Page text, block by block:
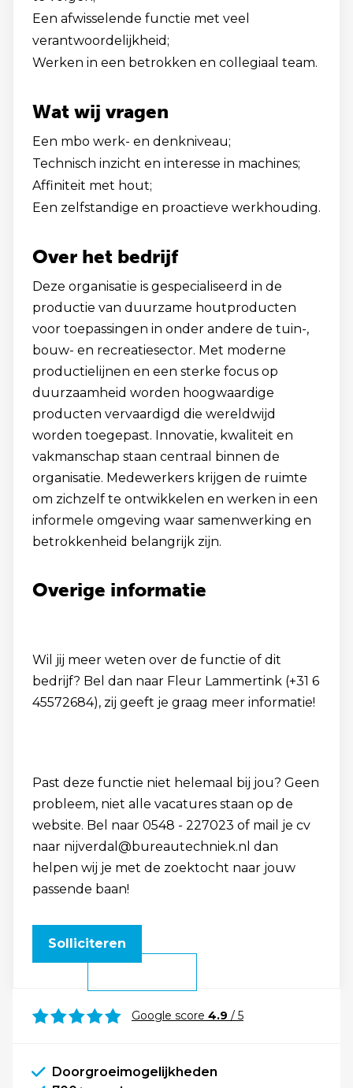
Een afwisselende functie met veel
verantwoordelijkheid;
Werken in een betrokken en collegiaal team.
Wat wij vragen
Een mbo werk- en denkniveau;
Technisch inzicht en interesse in machines;
Affiniteit met hout;
Een zelfstandige en proactieve werkhouding.
Over het bedrijf
Deze organisatie is gespecialiseerd in de
productie van duurzame houtproducten
voor toepassingen in onder andere de tuin-,
bouw- en recreatiesector. Met moderne
productielijnen en een sterke focus op
duurzaamheid worden hoogwaardige
producten vervaardigd die wereldwijd
worden toegepast. Innovatie, kwaliteit en
vakmanschap staan centraal binnen de
organisatie. Medewerkers krijgen de ruimte
om zichzelf te ontwikkelen en werken in een
informele omgeving waar samenwerking en
betrokkenheid belangrijk zijn.
Overige informatie
Wil jij meer weten over de functie of dit
bedrijf? Bel dan naar Fleur Lammertink (+31 6
45572684), zij geeft je graag meer informatie!
Past deze functie niet helemaal bij jou? Geen
probleem, niet alle vacatures staan op de
website. Bel naar 0548 - 227023 of mail je cv
naar nijverdal@bureautechniek.nl dan
helpen wij je met de zoektocht naar jouw
passende baan!
Solliciteren
Google score 4.9 / 5
Doorgroeimogelijkheden